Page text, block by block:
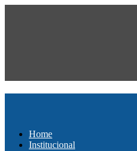
Home
Institucional